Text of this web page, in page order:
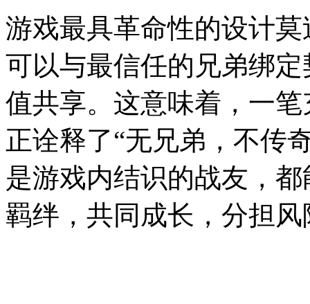
游戏最具革命性的设计
可以与最信任的兄弟绑
值共享。这意味着，一
正诠释了“无兄弟，不传
是游戏内结识的战友，
羁绊，共同成长，分担